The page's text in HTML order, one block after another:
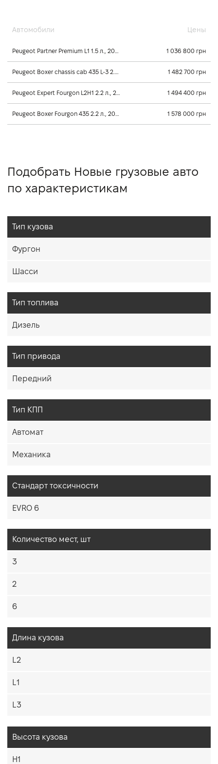
Автомобили Цены
Peugeot Partner Premium L1 1.5 л., 2026, Механика 1 036 800 грн
Peugeot Boxer chassis cab 435 L-3 2.2 л., 2025, Механика 1 482 700 грн
Peugeot Expert Fourgon L2H1 2.2 л., 2026, Механика 1 494 400 грн
Peugeot Boxer Fourgon 435 2.2 л., 2026, Механика 1 578 000 грн
Подобрать Новые грузовые авто
по характеристикам
Тип кузова
Фургон
Шасси
Тип топлива
Дизель
Тип привода
Передний
Тип КПП
Автомат
Механика
Стандарт токсичности
EVRO 6
Количество мест, шт
3
2
6
Длина кузова
L2
L1
L3
Высота кузова
H1